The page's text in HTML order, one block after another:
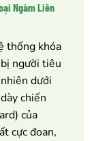
Ngàm Liên
thống khóa
người tiêu
dưới
chiến
của
cực đoan,